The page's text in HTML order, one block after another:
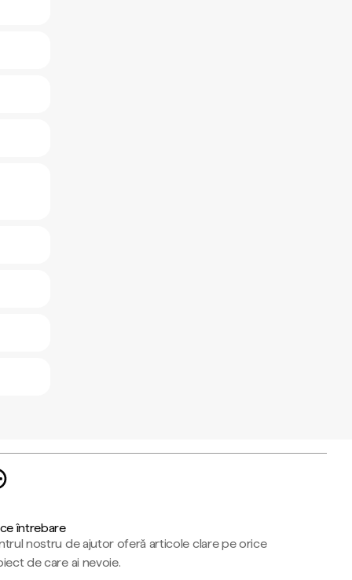
întrebare
nostru de ajutor oferă articole clare pe orice
de care ai nevoie.